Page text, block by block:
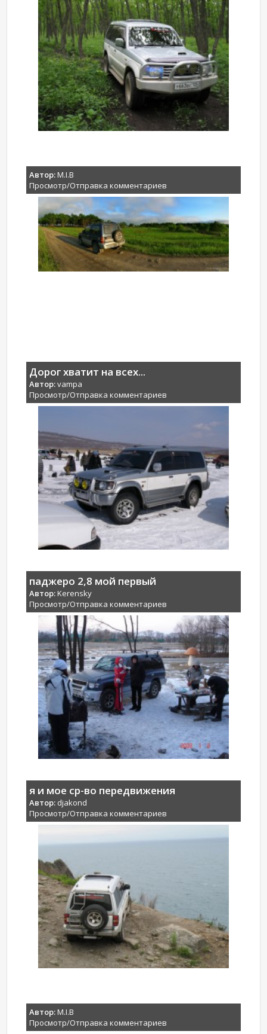
Автор:M.I.B
Просмотр/Отправка комментариев
Дорог хватит на всех...
Автор:vampa
Просмотр/Отправка комментариев
паджеро 2,8 мой первый
Автор:Kerensky
Просмотр/Отправка комментариев
я и мое ср-во передвижения
Автор: djakond
Просмотр/Отправка комментариев
Автор:M.I.B
Просмотр/Отправка комментариев